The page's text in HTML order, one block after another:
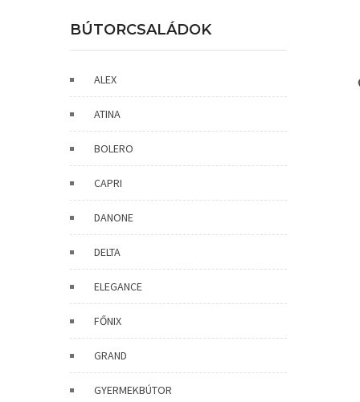
BÚTORCSALÁDOK
ALEX
ATINA
BOLERO
CAPRI
DANONE
DELTA
ELEGANCE
FŐNIX
GRAND
GYERMEKBÚTOR